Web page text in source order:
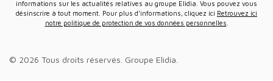
informations sur les actualités relatives au groupe Elidia. Vous pouvez vous
désinscrire à tout moment. Pour plus d’informations, cliquez ici Retrouvez ici
notre politique de protection de vos données personnelles
© 2026 Tous droits réservés. Groupe Elidia